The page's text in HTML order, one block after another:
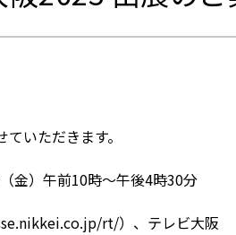
いただきます。
金）午前10時～午後4時30分
rt/）、テレビ大阪